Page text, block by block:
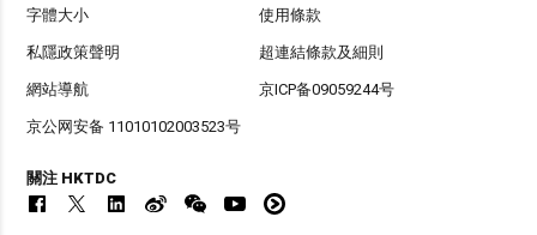
字體大小 使用條款
私隱政策聲明 超連結條款及細則
網站導航 京ICP备09059244号
京公网安备 11010102003523号
關注 HKTDC